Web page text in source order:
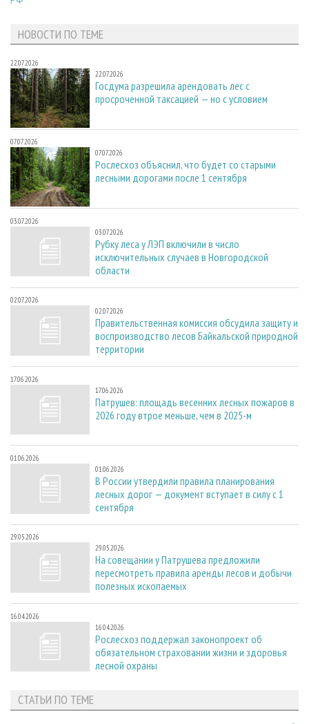
НОВОСТИ ПО ТЕМЕ
22.07.2026
22.07.2026
Госдума разрешила арендовать лес с
просроченной таксацией — но с условием
07.07.2026
07.07.2026
Рослесхоз объяснил, что будет со старыми
лесными дорогами после 1 сентября
03.07.2026
03.07.2026
Рубку леса у ЛЭП включили в число
исключительных случаев в Новгородской
области
02.07.2026
02.07.2026
Правительственная комиссия обсудила защиту и
воспроизводство лесов Байкальской природной
территории
17.06.2026
17.06.2026
Патрушев: площадь весенних лесных пожаров в
2026 году втрое меньше, чем в 2025-м
01.06.2026
01.06.2026
В России утвердили правила планирования
лесных дорог — документ вступает в силу с 1
сентября
29.05.2026
29.05.2026
На совещании у Патрушева предложили
пересмотреть правила аренды лесов и добычи
полезных ископаемых
16.04.2026
16.04.2026
Рослесхоз поддержал законопроект об
обязательном страховании жизни и здоровья
лесной охраны
СТАТЬИ ПО ТЕМЕ